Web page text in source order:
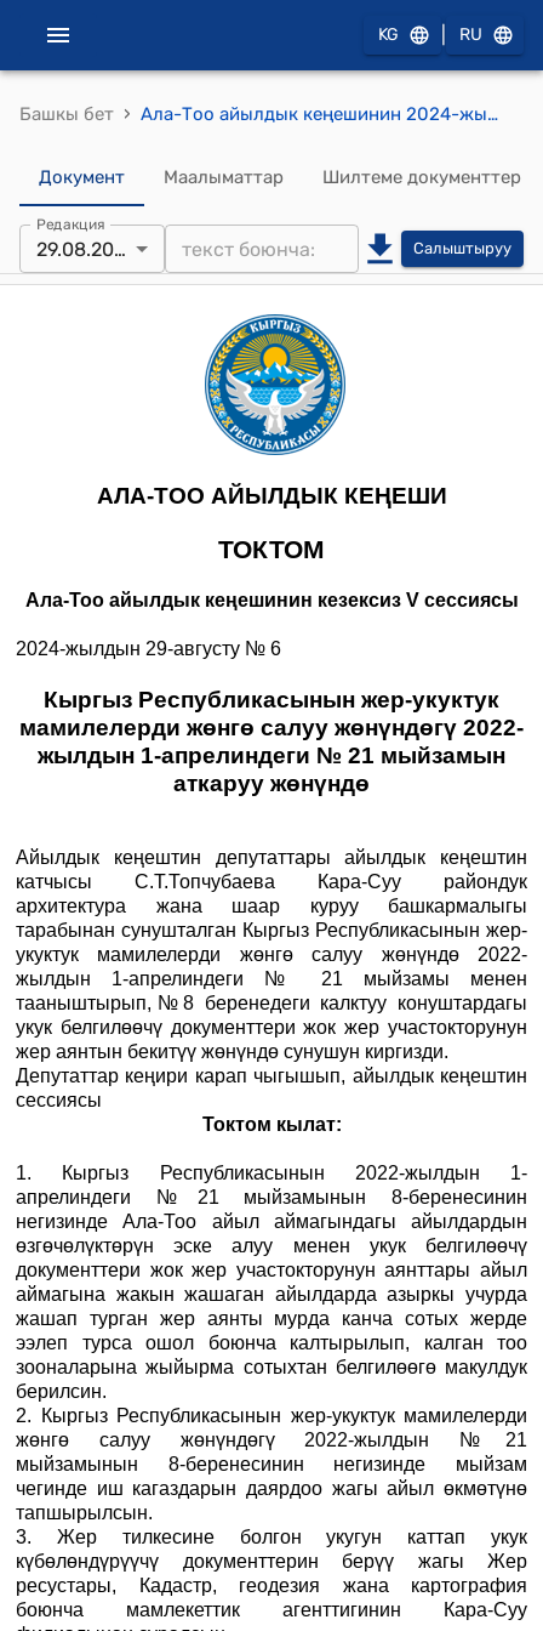
KG RU
Башкы бет › Ала-Тоо айылдык кеңешинин 2024-жылдын 29-августу № 6 Кыргыз Республикасынын жер-укуктук мамилелерди жөнгө салуу жөнүндөгү 2022-жылдын 1-апрелиндеги № 21 мыйзамын аткаруу жөнүндө токтому
Документ Маалыматтар Шилтеме документтер
Редакция
29.08.2024 Салыштыруу